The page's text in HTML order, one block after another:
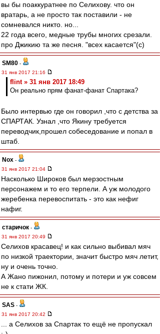
вы бы поаккуратнее по Селихову. что он
вратарь, а не просто так поставили - не
сомневался никто. но...
22 года всего, медные трубы многих срезали.
про Джикию та же песня. "всех касается"(с)
SM80 -
31 янв 2017 21:16
flint » 31 янв 2017 18:49
Он реально прям фанат-фанат Спартака?
Было интервью где он говорил ,что с детства за
СПАРТАК. Узнал ,что Якину требуется
переводчик,прошел собеседование и попал в
штаб.
Nox -
31 янв 2017 21:04
Насколько Широков был мерзостным
персонажем и то его терпели. А уж молодого
жеребенка перевоспитать - это как нефиг
нафиг.
старичок -
31 янв 2017 20:49
Селихов красавец! и как сильно выбивал мяч
по низкой траектории, значит быстро мяч летит,
ну и очень точно.
А Жано пижонил, потому и потери и уж совсем
не к стати ЖК.
SAS -
31 янв 2017 20:42
... а Селихов за Спартак то ещё не пропускал